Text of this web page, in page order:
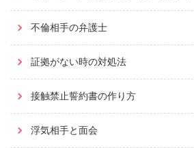
不倫相手の弁護士
証拠がない時の対処法
接触禁止誓約書の作り方
浮気相手と面会